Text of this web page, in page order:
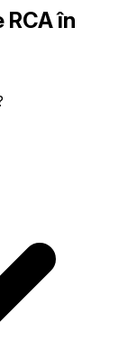
în